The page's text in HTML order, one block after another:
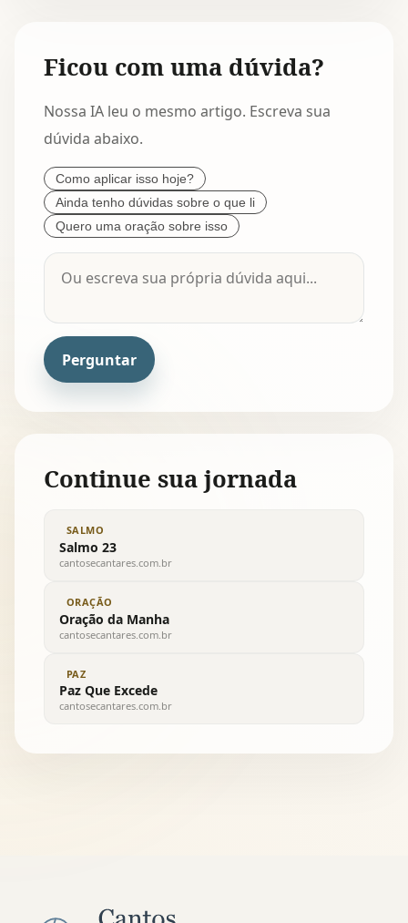
Ficou com uma dúvida?
Nossa IA leu o mesmo artigo. Escreva sua
dúvida abaixo.
Como aplicar isso hoje?
Ainda tenho dúvidas sobre o que li
Quero uma oração sobre isso
Perguntar
Continue sua jornada
SALMO
Salmo 23
cantosecantares.com.br
ORAÇÃO
Oração da Manha
cantosecantares.com.br
PAZ
Paz Que Excede
cantosecantares.com.br